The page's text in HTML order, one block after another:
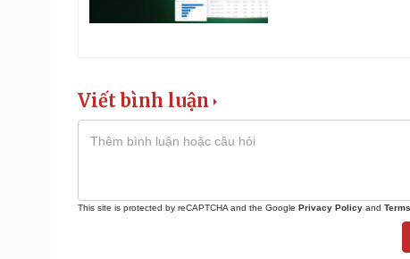
Viết bình luận
This site is protected by reCAPTCHA and the Google Privacy Policy and